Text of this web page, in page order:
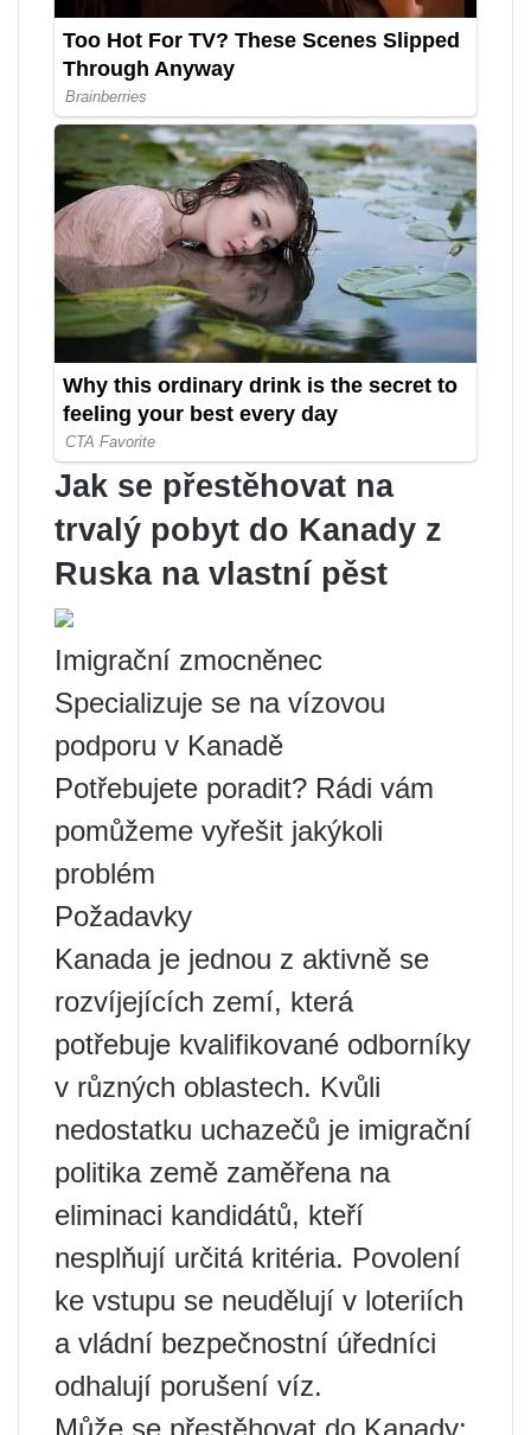
Jak se přestěhovat na
trvalý pobyt do Kanady z
Ruska na vlastní pěst
Imigrační zmocněnec
Specializuje se na vízovou
podporu v Kanadě
Potřebujete poradit? Rádi vám
pomůžeme vyřešit jakýkoli
problém
Požadavky
Kanada je jednou z aktivně se
rozvíjejících zemí, která
potřebuje kvalifikované odborníky
v různých oblastech. Kvůli
nedostatku uchazečů je imigrační
politika země zaměřena na
eliminaci kandidátů, kteří
nesplňují určitá kritéria. Povolení
ke vstupu se neudělují v loteriích
a vládní bezpečnostní úředníci
odhalují porušení víz.